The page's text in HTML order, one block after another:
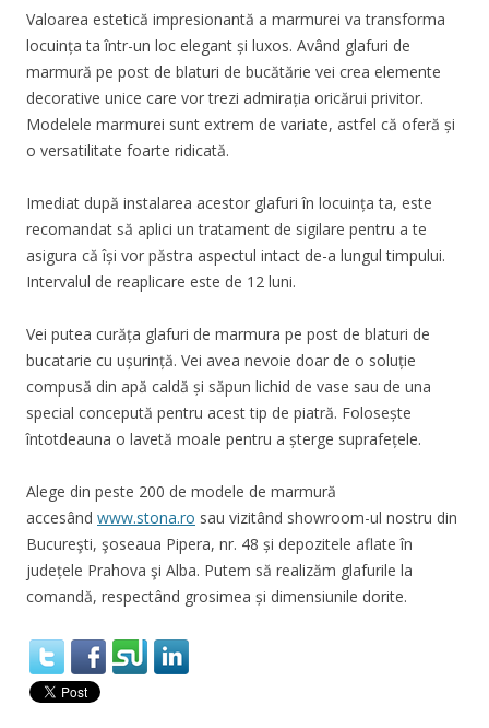
Valoarea estetică impresionantă a marmurei va transforma
locuința ta într-un loc elegant și luxos. Având glafuri de
marmură pe post de blaturi de bucătărie vei crea elemente
decorative unice care vor trezi admirația oricărui privitor.
Modelele marmurei sunt extrem de variate, astfel că oferă și
o versatilitate foarte ridicată.
Imediat după instalarea acestor glafuri în locuința ta, este
recomandat să aplici un tratament de sigilare pentru a te
asigura că își vor păstra aspectul intact de-a lungul timpului.
Intervalul de reaplicare este de 12 luni.
Vei putea curăța glafuri de marmura pe post de blaturi de
bucatarie cu ușurință. Vei avea nevoie doar de o soluție
compusă din apă caldă și săpun lichid de vase sau de una
special concepută pentru acest tip de piatră. Folosește
întotdeauna o lavetă moale pentru a șterge suprafețele.
Alege din peste 200 de modele de marmură
accesând www.stona.ro sau vizitând showroom-ul nostru din
Bucureşti, şoseaua Pipera, nr. 48 și depozitele aflate în
județele Prahova şi Alba. Putem să realizăm glafurile la
comandă, respectând grosimea și dimensiunile dorite.